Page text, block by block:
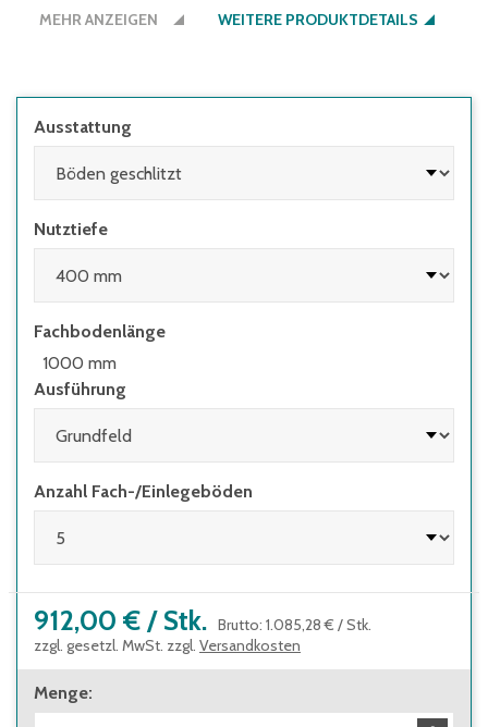
robust, hygienisch einwandfrei und
Gesundheitssektor
Bauweise ohne Traversen, mit
Diagonalverbänden
alle Bauteile aus hochwertigem V2A Edelstahl
(Werkstoff 4301)
beständig gegen Wärme, Kälte und viele
zur besseren Durchlüftung auch mit
geschlitzten Böden
schneller und einfacher Aufbau durch
schraublose Montage spart Zeit
jederzeit erweiterbar
Fachböden im Raster von 25 mm
alle Gewichtsangaben gelten bei
gleichmäßig verteilter Last
MEHR ANZEIGEN WEITERE PRODUKTDETAILS
Ausstattung
Nutztiefe
Fachbodenlänge
1000 mm
Ausführung
Anzahl Fach-/Einlegeböden
912,00 € / Stk. Brutto: 1.085,28 € /Stk.
zzgl. gesetzl. MwSt. zzgl. Versandkosten
Menge: